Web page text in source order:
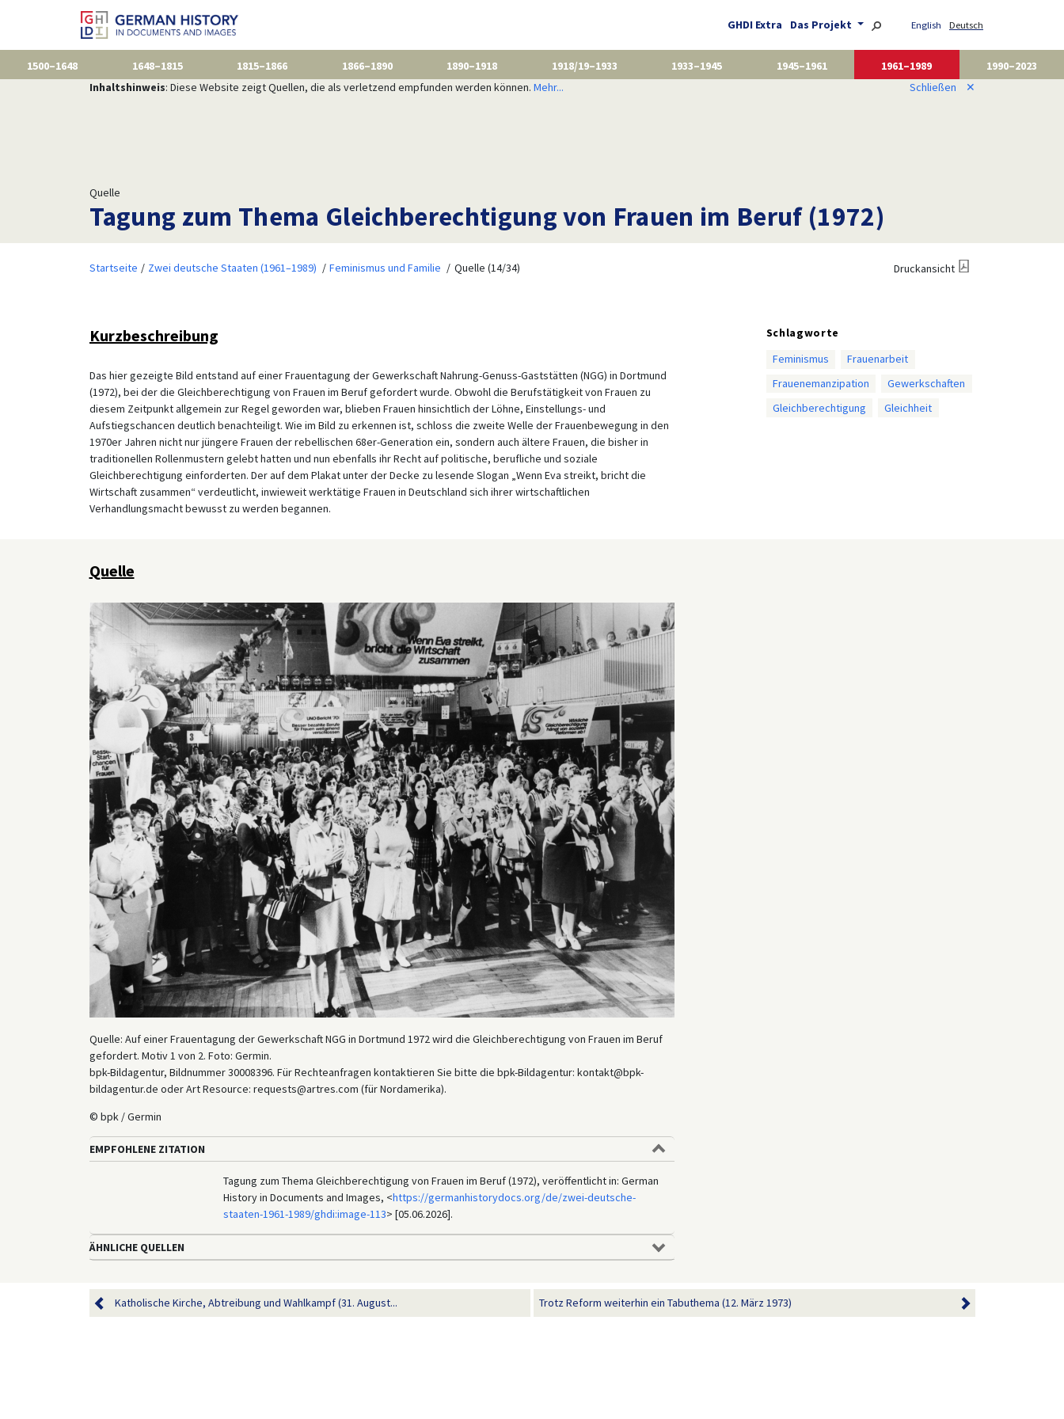
GHDI Extra Das Projekt English Deutsch
1500–1648 1648–1815 1815–1866 1866–1890 1890–1918 1918/19–1933 1933–1945 1945–1961 1961–1989
1990–2023
Inhaltshinweis: Diese Website zeigt Quellen, die als verletzend empfunden werden können. Mehr... Schließen ✕
Quelle
Tagung zum Thema Gleichberechtigung von Frauen im Beruf (1972)
Startseite Zwei deutsche Staaten (1961–1989) Feminismus und Familie Quelle (14/34) Druckansicht
Kurzbeschreibung
Das hier gezeigte Bild entstand auf einer Frauentagung der Gewerkschaft Nahrung-Genuss-Gaststätten (NGG) in Dortmund
(1972), bei der die Gleichberechtigung von Frauen im Beruf gefordert wurde. Obwohl die Berufstätigkeit von Frauen zu
diesem Zeitpunkt allgemein zur Regel geworden war, blieben Frauen hinsichtlich der Löhne, Einstellungs- und
Aufstiegschancen deutlich benachteiligt. Wie im Bild zu erkennen ist, schloss die zweite Welle der Frauenbewegung in den
1970er Jahren nicht nur jüngere Frauen der rebellischen 68er-Generation ein, sondern auch ältere Frauen, die bisher in
traditionellen Rollenmustern gelebt hatten und nun ebenfalls ihr Recht auf politische, berufliche und soziale
Gleichberechtigung einforderten. Der auf dem Plakat unter der Decke zu lesende Slogan „Wenn Eva streikt, bricht die
Wirtschaft zusammen“ verdeutlicht, inwieweit werktätige Frauen in Deutschland sich ihrer wirtschaftlichen
Verhandlungsmacht bewusst zu werden begannen.
Schlagworte
Feminismus
Frauenarbeit
Frauenemanzipation
Gewerkschaften
Gleichberechtigung
Gleichheit
Quelle
Quelle: Auf einer Frauentagung der Gewerkschaft NGG in Dortmund 1972 wird die Gleichberechtigung von Frauen im Beruf
gefordert. Motiv 1 von 2. Foto: Germin.
bpk-Bildagentur, Bildnummer 30008396. Für Rechteanfragen kontaktieren Sie bitte die bpk-Bildagentur: kontakt@bpk-
bildagentur.de oder Art Resource: requests@artres.com (für Nordamerika).
© bpk / Germin
EMPFOHLENE ZITATION
Tagung zum Thema Gleichberechtigung von Frauen im Beruf (1972), veröffentlicht in: German
History in Documents and Images, <https://germanhistorydocs.org/de/zwei-deutsche-
staaten-1961-1989/ghdi:image-113> [05.06.2026].
ÄHNLICHE QUELLEN
Katholische Kirche, Abtreibung und Wahlkampf (31. August... Trotz Reform weiterhin ein Tabuthema (12. März 1973)